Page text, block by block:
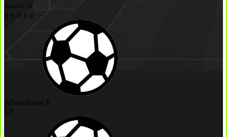
Актобе М
п п п в в
Абылайхан Р
13'